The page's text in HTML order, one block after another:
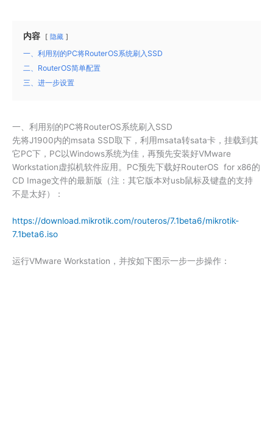
内容 隐藏
一、利用别的PC将RouterOS系统刷入SSD
二、RouterOS简单配置
三、进一步设置
一、利用别的PC将RouterOS系统刷入SSD
先将J1900内的msata SSD取下，利用msata转sata卡，挂载到其
它PC下，PC以Windows系统为佳，再预先安装好VMware
Workstation虚拟机软件应用。PC预先下载好RouterOS for x86的
CD Image文件的最新版（注：其它版本对usb鼠标及键盘的支持
不是太好）：
https://download.mikrotik.com/routeros/7.1beta6/mikrotik-
7.1beta6.iso
运行VMware Workstation，并按如下图示一步一步操作：